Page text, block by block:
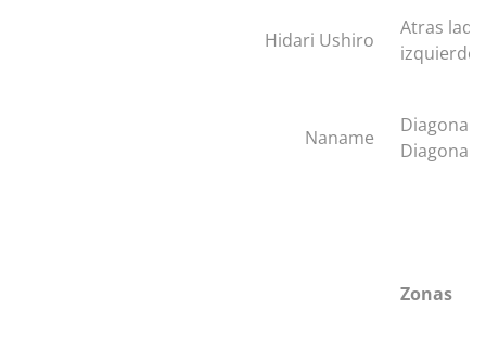
Hidari Ushiro
Atras lado
izquierdo
Naname
Diagonal,
Zonas